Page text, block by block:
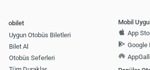
obilet
Uygun Otobüs Biletleri
Bilet Al
Otobüs Seferleri
Mobil
App
Google